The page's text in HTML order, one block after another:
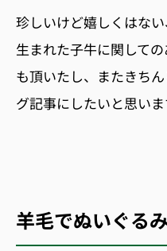
珍しいけど嬉しくはな
生まれた子牛に関して
も頂いたし、またきち
グ記事にしたいと思い
羊毛でぬいぐる